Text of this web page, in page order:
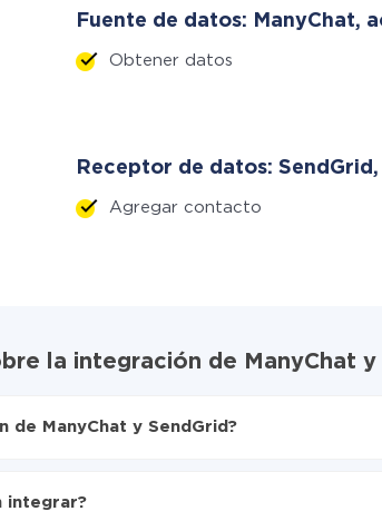
Fuente de datos: ManyChat,
Obtener datos
Receptor de datos:
Agregar contacto
la integración de ManyChat y
de ManyChat y SendGrid?
integrar?